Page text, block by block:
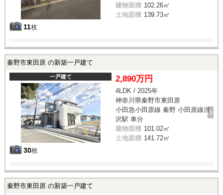
11枚
建物面積 102.26㎡
土地面積 139.73㎡
秦野市東田原 の新築一戸建て
一戸建て
30枚
2,890万円
4LDK / 2025年
神奈川県秦野市東田原
小田急小田原線 秦野 小田原線渋
沢駅 車分
建物面積 101.02㎡
土地面積 141.72㎡
秦野市東田原 の新築一戸建て